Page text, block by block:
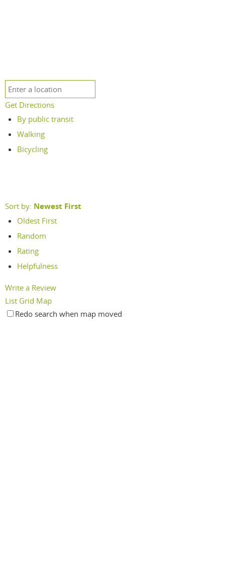
Get Directions
By public transit
Walking
Bicycling
Sort by: Newest First
Oldest First
Random
Rating
Helpfulness
Write a Review
List Grid Map
Redo search when map moved